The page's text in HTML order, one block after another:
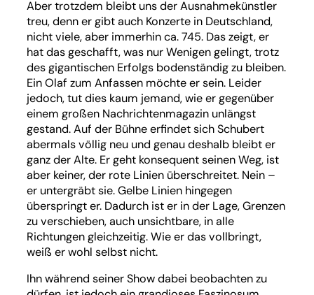
Aber trotzdem bleibt uns der Ausnahmekünstler
treu, denn er gibt auch Konzerte in Deutschland,
nicht viele, aber immerhin ca. 745. Das zeigt, er
hat das geschafft, was nur Wenigen gelingt, trotz
des gigantischen Erfolgs bodenständig zu bleiben.
Ein Olaf zum Anfassen möchte er sein. Leider
jedoch, tut dies kaum jemand, wie er gegenüber
einem großen Nachrichtenmagazin unlängst
gestand. Auf der Bühne erfindet sich Schubert
abermals völlig neu und genau deshalb bleibt er
ganz der Alte. Er geht konsequent seinen Weg, ist
aber keiner, der rote Linien überschreitet. Nein –
er untergräbt sie. Gelbe Linien hingegen
überspringt er. Dadurch ist er in der Lage, Grenzen
zu verschieben, auch unsichtbare, in alle
Richtungen gleichzeitig. Wie er das vollbringt,
weiß er wohl selbst nicht.
Ihn während seiner Show dabei beobachten zu